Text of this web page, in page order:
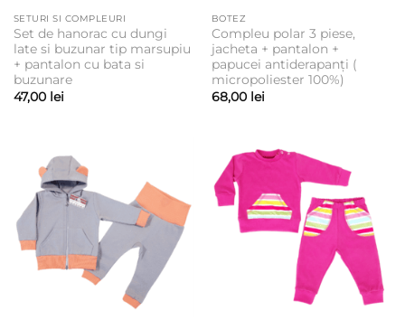
SETURI SI COMPLEURI
Set de hanorac cu dungi
late si buzunar tip marsupiu
+ pantalon cu bata si
buzunare
47,00 lei
BOTEZ
Compleu polar 3 piese,
jacheta + pantalon +
papucei antiderapanți (
micropoliester 100%)
68,00 lei